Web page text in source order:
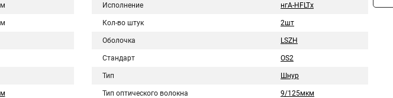
Исполнение нгА-HFLTx
Кол-во штук 2шт
Оболочка LSZH
Стандарт OS2
Тип Шнур
Тип оптического волокна 9/125мкм